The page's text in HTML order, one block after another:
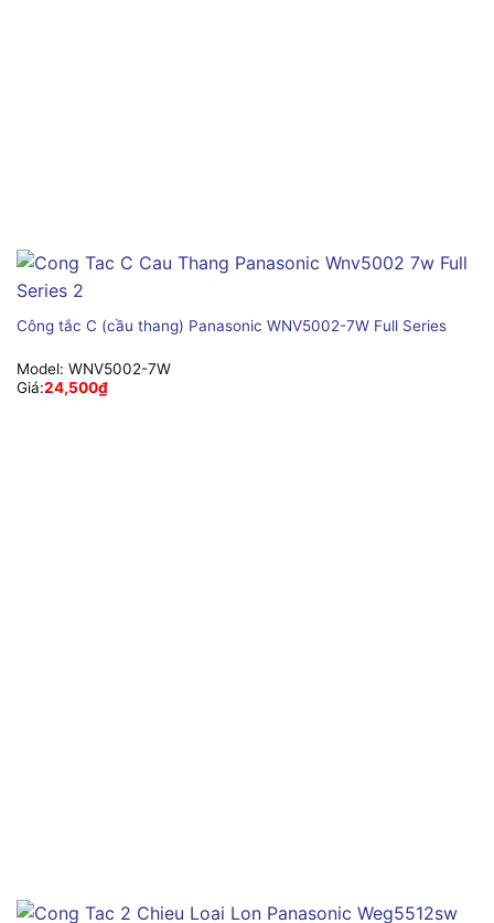
Công tắc C (cầu thang) Panasonic WNV5002-7W Full Series
Model: WNV5002-7W
Giá:24,500₫